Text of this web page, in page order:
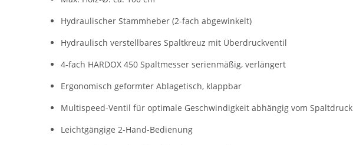
Hydraulischer Stammheber (2-fach abgewinkelt)
Hydraulisch verstellbares Spaltkreuz mit Überdruckventil
4-fach HARDOX 450 Spaltmesser serienmäßig, verlängert
Ergonomisch geformter Ablagetisch, klappbar
Multispeed-Ventil für optimale Geschwindigkeit abhängig vom Spaltdruck
Leichtgängige 2-Hand-Bedienung